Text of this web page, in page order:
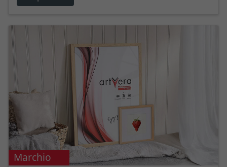
Marchio